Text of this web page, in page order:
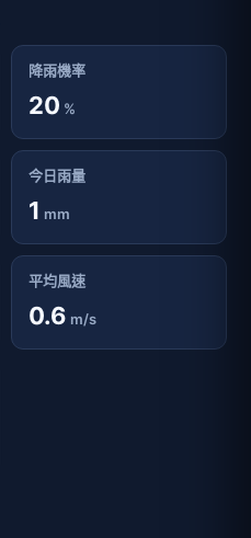
降雨機率
20 %
今日雨量
1 mm
平均風速
0.6 m/s